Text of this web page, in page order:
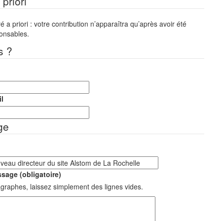
a priori : votre contribution n’apparaîtra qu’après avoir été
?
(obligatoire)
laissez simplement des lignes vides.